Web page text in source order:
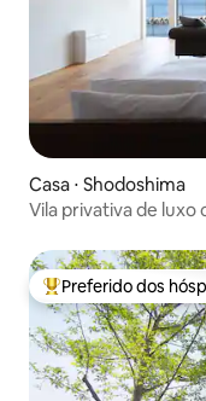
Casa ⋅ Shodoshima
Vila privativa de luxo
Entre os melhores
Preferido dos